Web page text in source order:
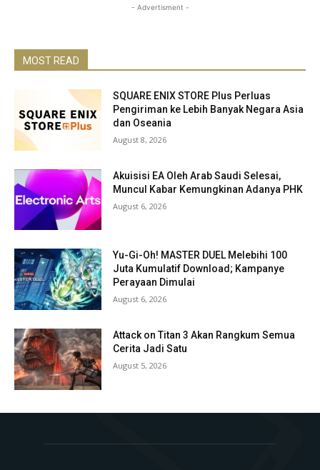
- Advertisment -
MOST READ
SQUARE ENIX STORE Plus Perluas
Pengiriman ke Lebih Banyak Negara Asia
dan Oseania
August 8, 2026
Akuisisi EA Oleh Arab Saudi Selesai,
Muncul Kabar Kemungkinan Adanya PHK
August 6, 2026
Yu-Gi-Oh! MASTER DUEL Melebihi 100
Juta Kumulatif Download; Kampanye
Perayaan Dimulai
August 6, 2026
Attack on Titan 3 Akan Rangkum Semua
Cerita Jadi Satu
August 5, 2026